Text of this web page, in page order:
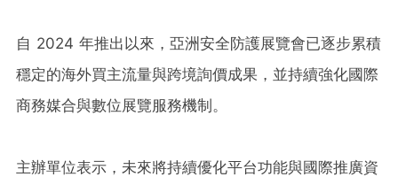
自 2024 年推出以來，亞洲安全防護展覽會已逐步累積
穩定的海外買主流量與跨境詢價成果，並持續強化國際
商務媒合與數位展覽服務機制。
主辦單位表示，未來將持續優化平台功能與國際推廣資